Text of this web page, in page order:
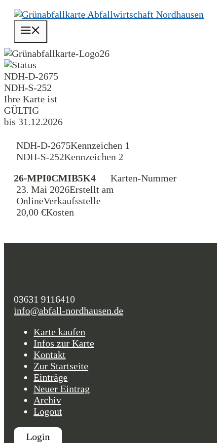
Zum
Inhalt
springen
26
NDH-D-2675
NDH-S-252
Ihre Karte ist
GÜLTIG
bis 31.12.2026
NDH-D-2675Kennzeichen 1
NDH-S-252Kennzeichen 2
26-MPI0CMIB5K4
Karten-Nummer
23. Mai 2026Erstellt am
OnlineVerkaufsstelle
20,00 €Kosten
03631 9116410
info@abfall-nordhausen.de
Karte kaufen
Infos zur Karte
Kontakt
Zur Startseite
Einträge
Neuer Eintrag
Archiv
Logout
Login